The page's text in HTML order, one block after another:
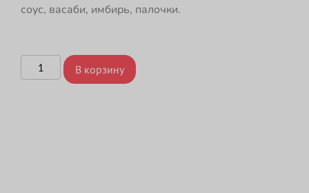
соус, васаби, имбирь, палочки.
В корзину